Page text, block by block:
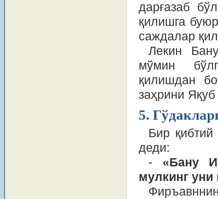
дарғазаб
қилишга
саждалар
Лекин
мўмин
қилишдан
заҳрини Яқуб
5.
Бир
деди:
- «Бану
мулкинг уни